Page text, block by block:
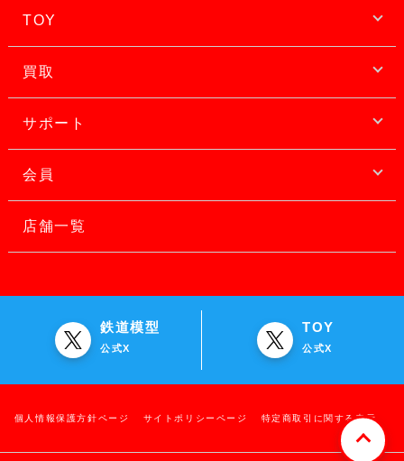
TOY
買取
サポート
会員
店舗一覧
鉄道模型
公式X
TOY
公式X
個人情報保護方針ページ サイトポリシーページ 特定商取引に関する表示